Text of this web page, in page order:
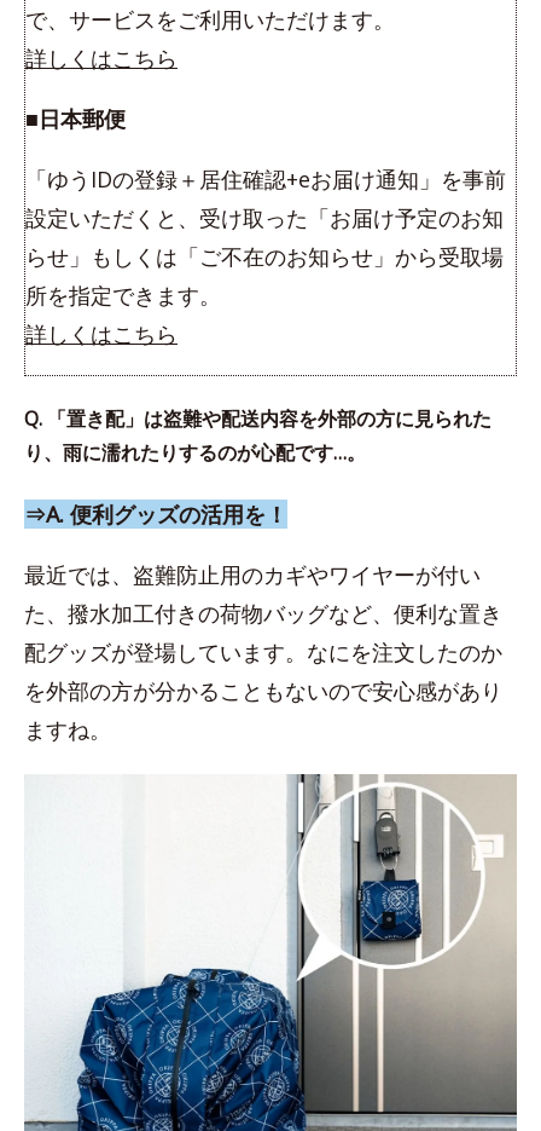
で、サービスをご利用いただけます。
詳しくはこちら
■日本郵便
「ゆうIDの登録＋居住確認+eお届け通知」を事前
設定いただくと、受け取った「お届け予定のお知
らせ」もしくは「ご不在のお知らせ」から受取場
所を指定できます。
詳しくはこちら
Q. 「置き配」は盗難や配送内容を外部の方に見られた
り、雨に濡れたりするのが心配です…。
⇒A. 便利グッズの活用を！
最近では、盗難防止用のカギやワイヤーが付い
た、撥水加工付きの荷物バッグなど、便利な置き
配グッズが登場しています。なにを注文したのか
を外部の方が分かることもないので安心感があり
ますね。